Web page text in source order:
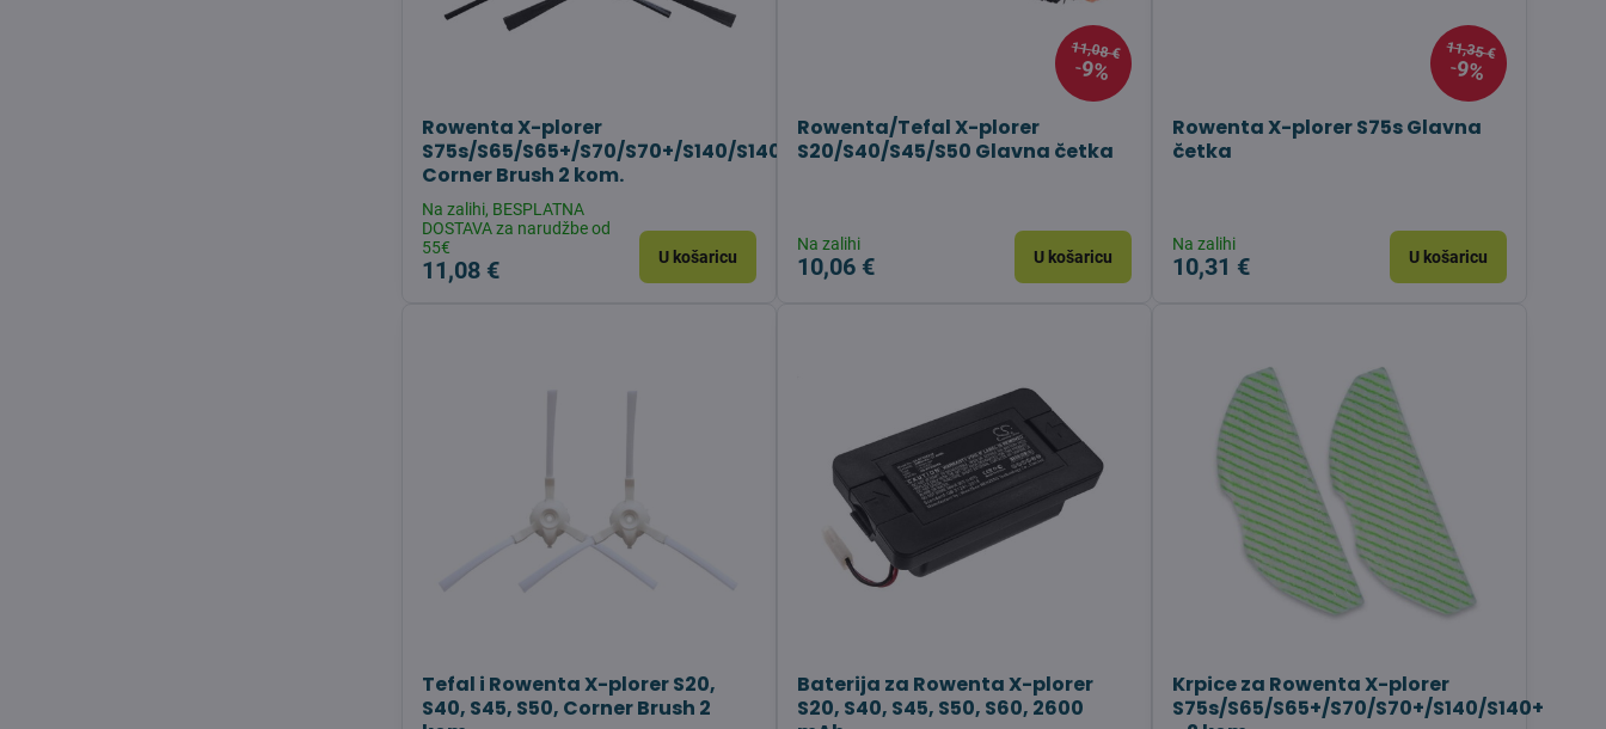
Rowenta X-plorer
S75s/S65/S65+/S70/S70+/S140/S140+
Corner Brush 2 kom.
Na zalihi, BESPLATNA
DOSTAVA za narudžbe od
55€
11,08 € U košaricu
11,08 €
9%
Rowenta/Tefal X-plorer
S20/S40/S45/S50 Glavna četka
Na zalihi
10,06 € U košaricu
11,35 €
9%
Rowenta X-plorer S75s Glavna
četka
Na zalihi
10,31 € U košaricu
Tefal i Rowenta X-plorer S20,
S40, S45, S50, Corner Brush 2
Baterija za Rowenta X-plorer
S20, S40, S45, S50, S60, 2600
Krpice za Rowenta X-plorer
S75s/S65/S65+/S70/S70+/S140/S140+